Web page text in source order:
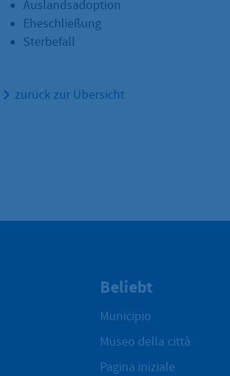
Auslandsadoption
Eheschließung
Sterbefall
zurück zur Übersicht
Beliebt
Municipio
Museo della città
Pagina iniziale